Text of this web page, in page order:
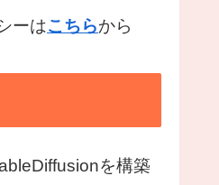
ーはこちらから
を構築